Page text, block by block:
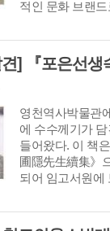
적인 문화 브랜드
예인 발굴과 청
광과 연계한 산업
등을 협회의 핵
혁신해야 한다”
의 새로운 도약
주]
영천역사박물관
에 수수께기가
들어왔다. 이 책
圃隱先生續集》
되어 임고서원에
년 정찬위(鄭纘
제(鄭觀濟)가 이